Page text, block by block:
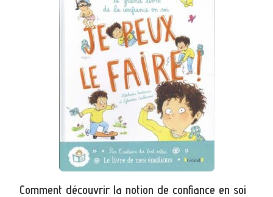
Comment découvrir la notion de confiance en soi